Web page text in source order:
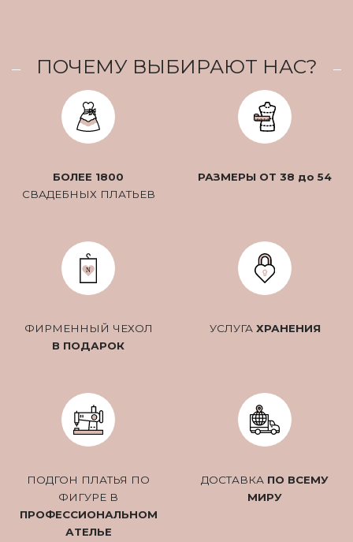
ПОЧЕМУ ВЫБИРАЮТ НАС?
БОЛЕЕ 1800
СВАДЕБНЫХ ПЛАТЬЕВ
РАЗМЕРЫ ОТ 38 до 54
ФИРМЕННЫЙ ЧЕХОЛ
В ПОДАРОК
УСЛУГА ХРАНЕНИЯ
ПОДГОН ПЛАТЬЯ ПО
ФИГУРЕ В
ПРОФЕССИОНАЛЬНОМ
АТЕЛЬЕ
ДОСТАВКА ПО ВСЕМУ
МИРУ